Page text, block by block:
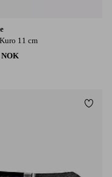
11 cm
NOK